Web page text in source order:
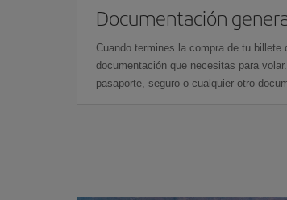
Documentación
Cuando termines la compra de tu billete
documentación que necesitas para
pasaporte, seguro o cualquier otro